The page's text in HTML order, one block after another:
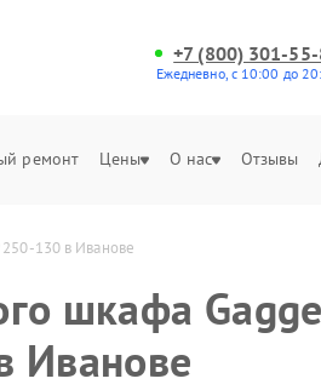
+7 (800) 301-
Ежедневно, с 10:00 до
ремонт Цены О нас Отзывы
130 в Иванове
шкафа
Иванове